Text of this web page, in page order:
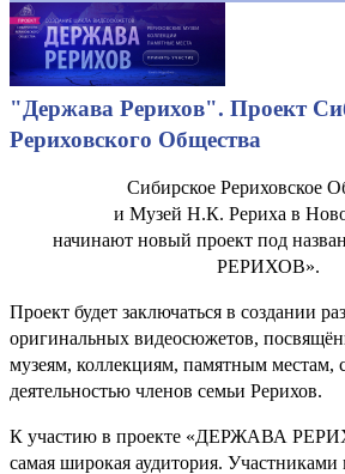
"Держава Рерихов". Проект
Рериховского Общества
Сибирское Рериховское
и Музей Н.К. Рериха в
начинают новый проект под
РЕРИХОВ».
Проект будет заключаться в создании
оригинальных видеосюжетов,
музеям, коллекциям, памятным местам,
деятельностью членов семьи Рерихов.
К участию в проекте «ДЕРЖАВА
самая широкая аудитория. Участниками